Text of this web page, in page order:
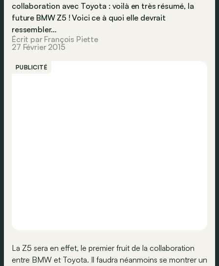
collaboration avec Toyota : voilà en très résumé, la
future BMW Z5 ! Voici ce à quoi elle devrait
ressembler…
Écrit par François Piette
27 Février 2015
PUBLICITÉ
La Z5 sera en effet, le premier fruit de la collaboration
entre BMW et Toyota. Il faudra néanmoins se montrer un